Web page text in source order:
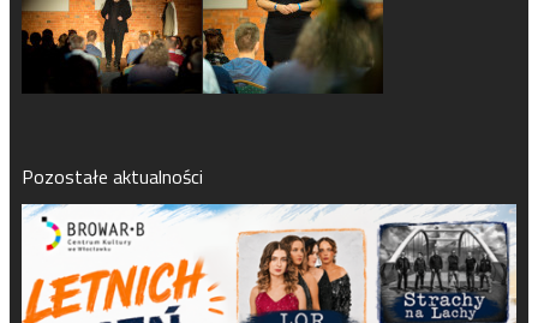
Pozostałe aktualności